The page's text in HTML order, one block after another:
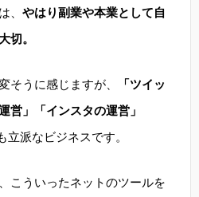
、 やはり副業や本業として自
切。
そうに感じますが、
「ツイッ
営」「インスタの運営」
立派なビジネスです。
こういったネットのツールを